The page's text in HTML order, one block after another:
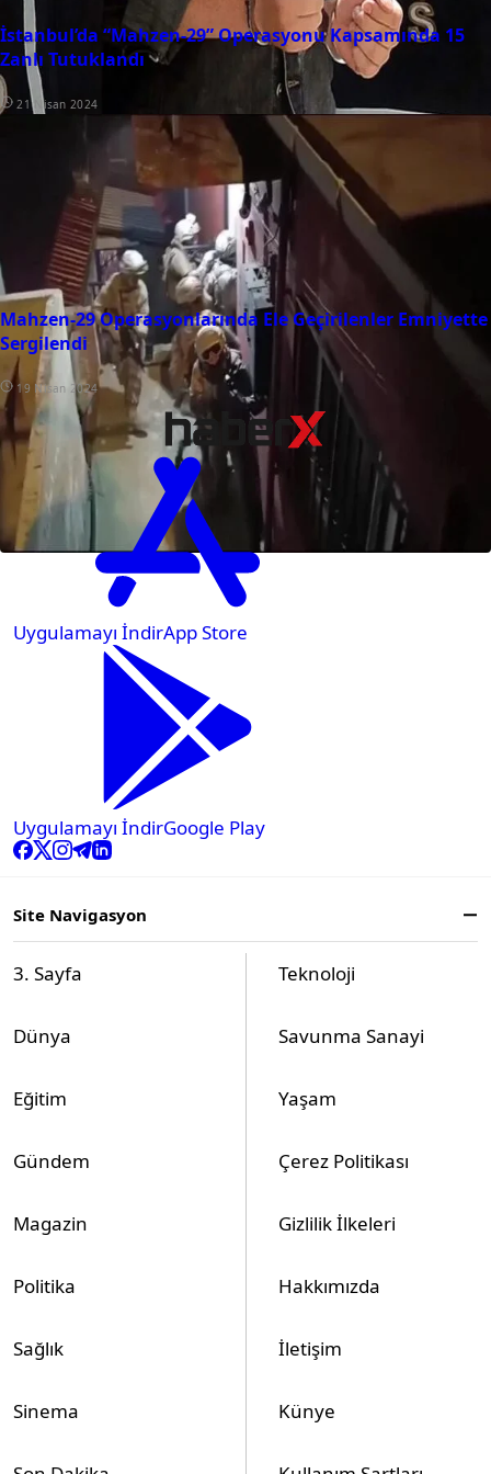
İstanbul’da “Mahzen-29” Operasyonu Kapsamında 15
Zanlı Tutuklandı
21 Nisan 2024
Mahzen-29 Operasyonlarında Ele Geçirilenler Emniyette
Sergilendi
19 Nisan 2024
Uygulamayı İndirApp Store
Uygulamayı İndirGoogle Play
Site Navigasyon
3. Sayfa
Dünya
Eğitim
Gündem
Magazin
Politika
Sağlık
Sinema
Teknoloji
Savunma Sanayi
Yaşam
Çerez Politikası
Gizlilik İlkeleri
Hakkımızda
İletişim
Künye